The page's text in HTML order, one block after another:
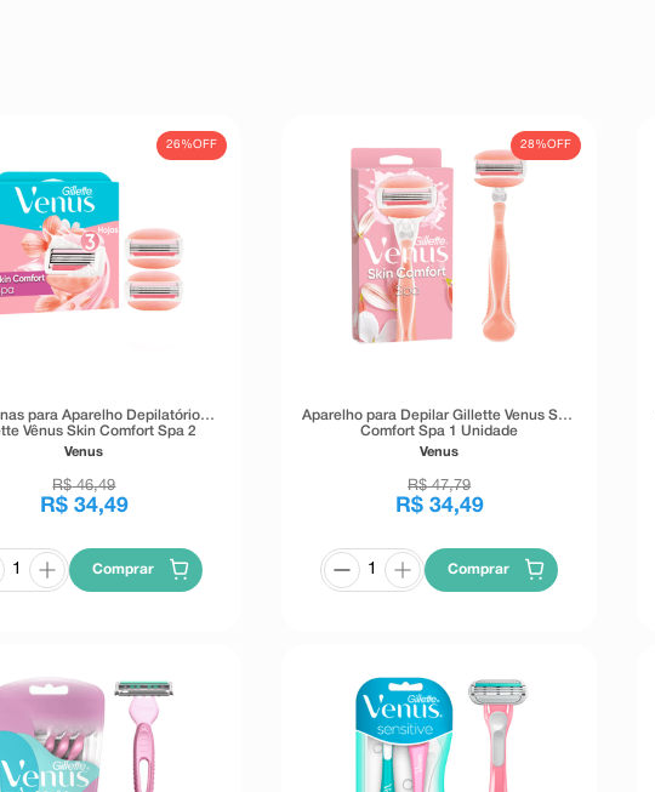
26%OFF
para Aparelho Depilatório
Vênus Skin Comfort Spa 2
Unidades
Venus
R$ 46,49
R$ 34,49
Comprar
28%OFF
Aparelho para Depilar Gillette Venus Skin
Comfort Spa 1 Unidade
Venus
R$ 47,79
R$ 34,49
Comprar